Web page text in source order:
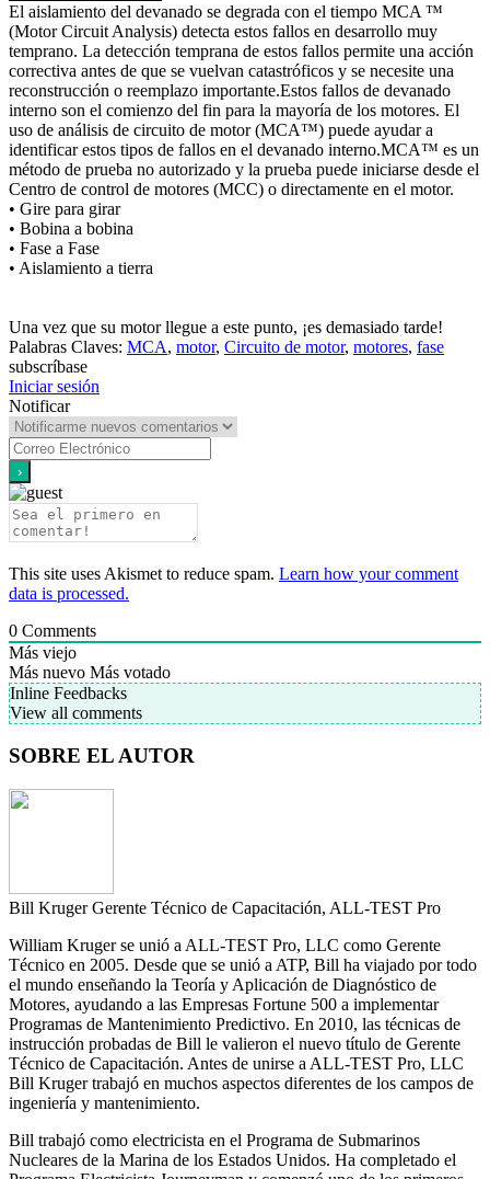
El aislamiento del devanado se degrada con el tiempo MCA ™
(Motor Circuit Analysis) detecta estos fallos en desarrollo muy
temprano. La detección temprana de estos fallos permite una acción
correctiva antes de que se vuelvan catastróficos y se necesite una
reconstrucción o reemplazo importante.Estos fallos de devanado
interno son el comienzo del fin para la mayoría de los motores. El
uso de análisis de circuito de motor (MCA™) puede ayudar a
identificar estos tipos de fallos en el devanado interno.MCA™ es un
método de prueba no autorizado y la prueba puede iniciarse desde el
Centro de control de motores (MCC) o directamente en el motor.
• Gire para girar
• Bobina a bobina
• Fase a Fase
• Aislamiento a tierra
Una vez que su motor llegue a este punto, ¡es demasiado tarde!
Palabras Claves: MCA, motor, Circuito de motor, motores, fase
subscríbase
Iniciar sesión
Notificar
This site uses Akismet to reduce spam. Learn how your comment
data is processed.
0 Comments
Más viejo
Más nuevo Más votado
Inline Feedbacks
View all comments
SOBRE EL AUTOR
Bill Kruger Gerente Técnico de Capacitación, ALL-TEST Pro
William Kruger se unió a ALL-TEST Pro, LLC como Gerente
Técnico en 2005. Desde que se unió a ATP, Bill ha viajado por todo
el mundo enseñando la Teoría y Aplicación de Diagnóstico de
Motores, ayudando a las Empresas Fortune 500 a implementar
Programas de Mantenimiento Predictivo. En 2010, las técnicas de
instrucción probadas de Bill le valieron el nuevo título de Gerente
Técnico de Capacitación. Antes de unirse a ALL-TEST Pro, LLC
Bill Kruger trabajó en muchos aspectos diferentes de los campos de
ingeniería y mantenimiento.
Bill trabajó como electricista en el Programa de Submarinos
Nucleares de la Marina de los Estados Unidos. Ha completado el